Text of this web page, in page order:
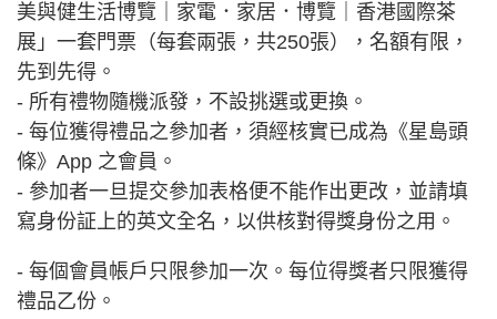
美與健生活博覽｜家電．家居．博覽｜香港國際茶
展」一套門票（每套兩張，共250張），名額有限，
先到先得。
- 所有禮物隨機派發，不設挑選或更換。
- 每位獲得禮品之參加者，須經核實已成為《星島頭
條》App 之會員。
- 參加者一旦提交參加表格便不能作出更改，並請填
寫身份証上的英文全名，以供核對得獎身份之用。
- 每個會員帳戶只限參加一次。每位得獎者只限獲得
禮品乙份。